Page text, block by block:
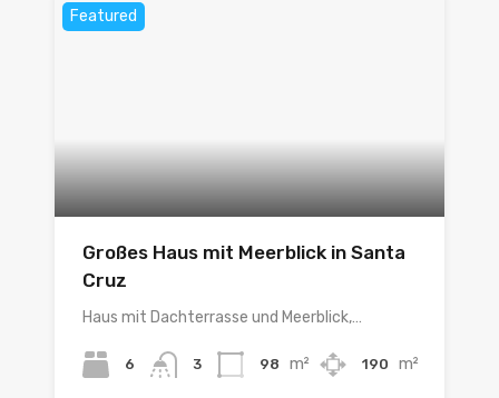
Featured
Großes Haus mit Meerblick in Santa
Cruz
Haus mit Dachterrasse und Meerblick,…
6 3 98 m² 190 m²